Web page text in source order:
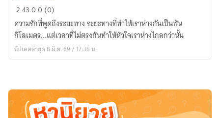
เวลา
ต่าง
กัน
กับ
อยู่
ไกล
กว่า
24300 (0)
ความรักที่พูดถึงระยะทาง ระยะทางที่ทำให้เราห่างกันเป็นพัน
กิโลเมตร...แต่เวลาที่ไม่ตรงกันทำให้หัวใจเราห่างไกลกว่านั้น
อัปเดตล่าสุด 8 มิ.ย. 69 / 17:38 น.